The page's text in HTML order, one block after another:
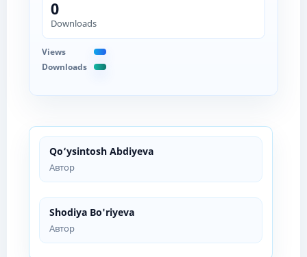
Qo‘ysintosh Abdiyeva
Автор
Shodiya Bo'riyeva
Автор
0
Downloads
Views
Downloads